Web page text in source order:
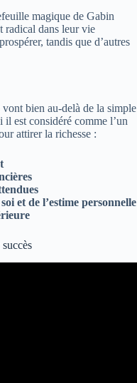
magique de Gabin
radical dans leur vie
tandis que d’autres
bien au-delà de la simple
est considéré comme l’un
attirer la richesse :
et de l’estime personnelle